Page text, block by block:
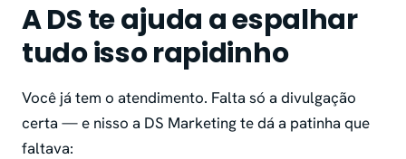
A DS te ajuda a espalhar
tudo isso rapidinho
Você já tem o atendimento. Falta só a divulgação
certa — e nisso a DS Marketing te dá a patinha que
faltava: